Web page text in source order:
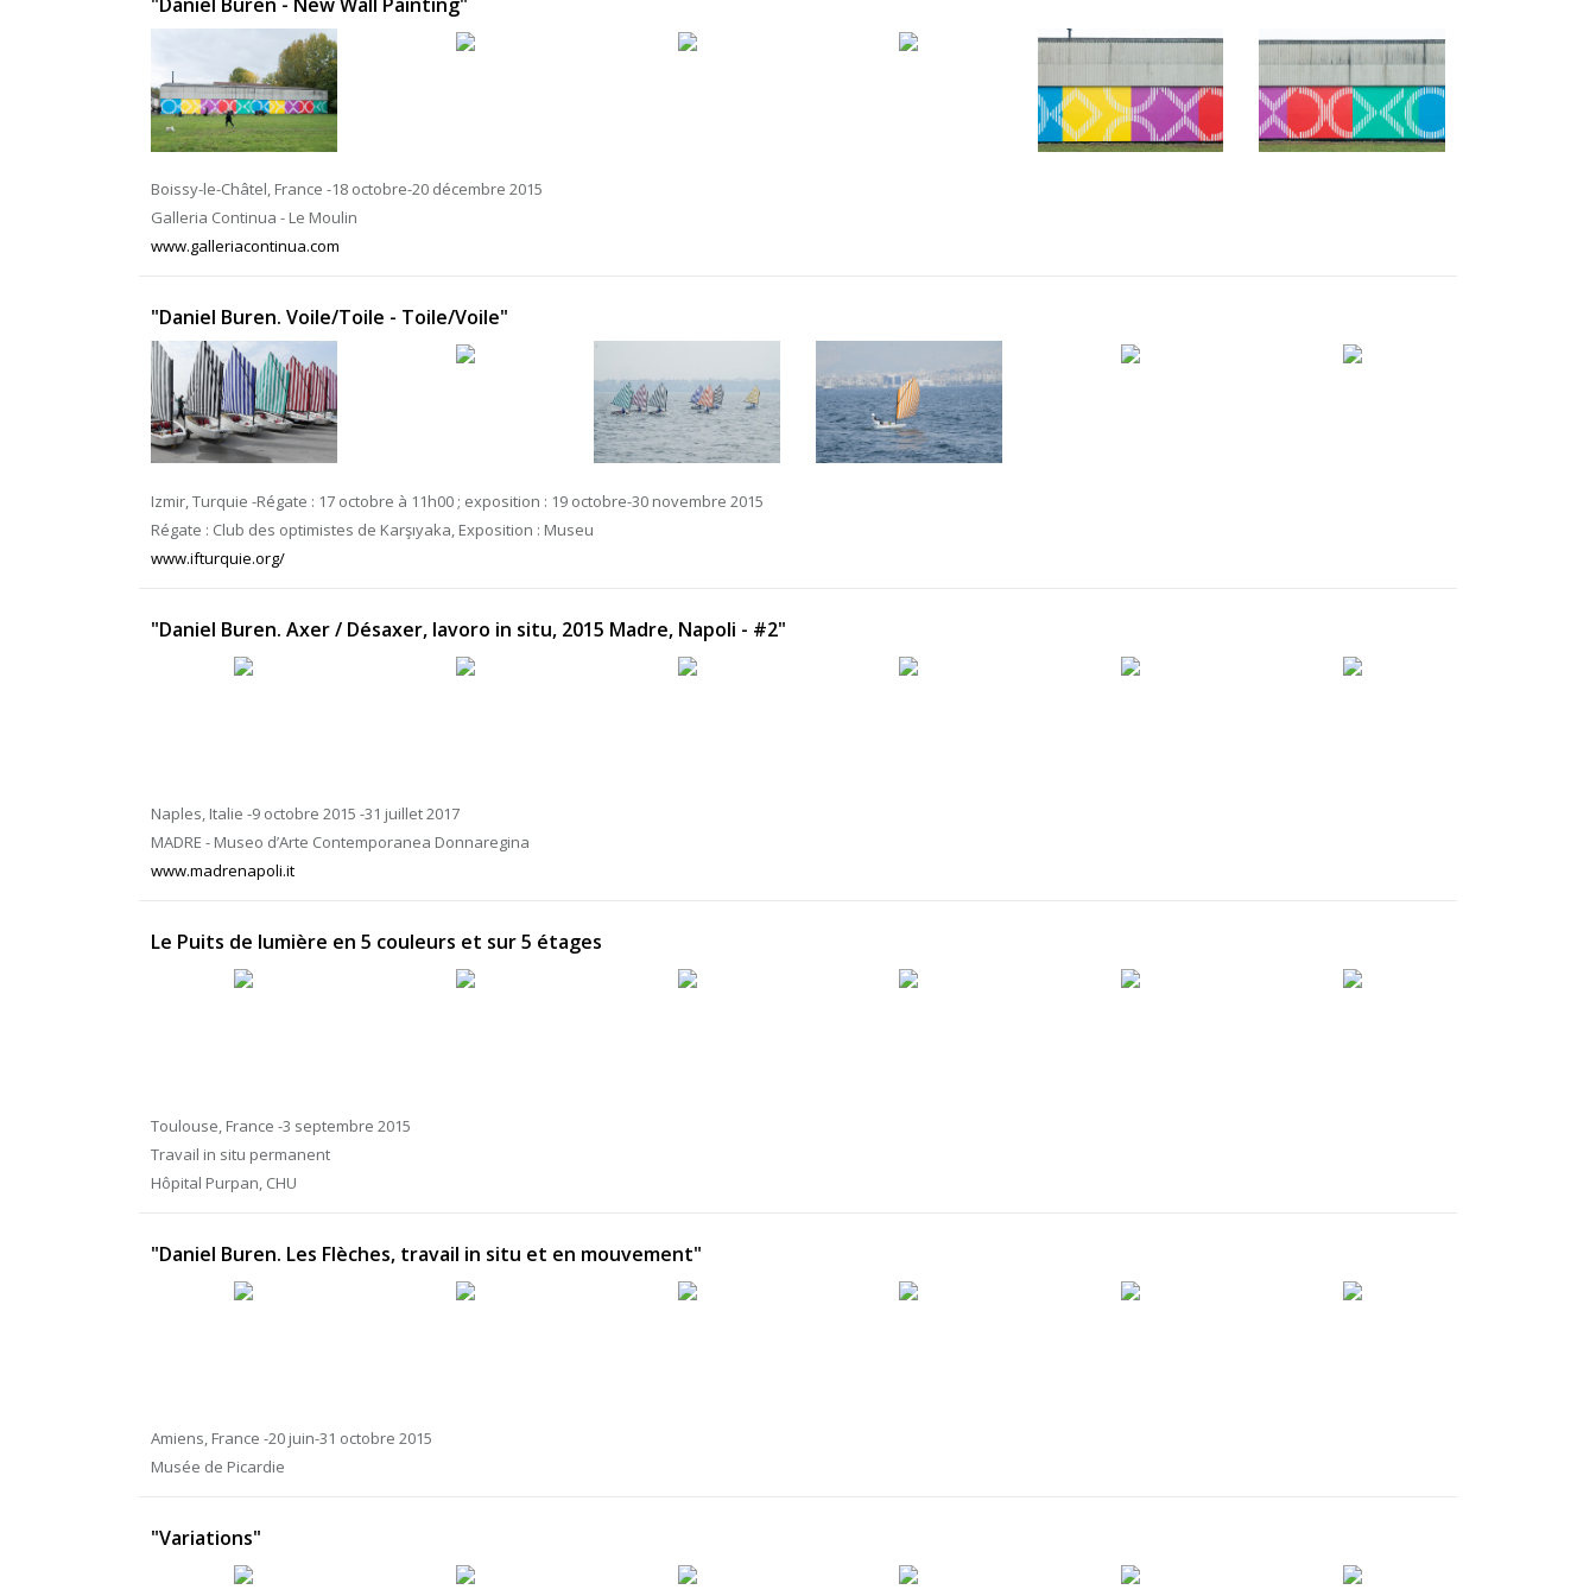
Boissy-le-Châtel, France -18 octobre-20 décembre 2015
Galleria Continua - Le Moulin
www.galleriacontinua.com
"Daniel Buren. Voile/Toile - Toile/Voile"
Izmir, Turquie -Régate : 17 octobre à 11h00 ; exposition : 19 octobre-30 novembre 2015
Régate : Club des optimistes de Karşıyaka, Exposition : Museu
www.ifturquie.org/
"Daniel Buren. Axer / Désaxer, lavoro in situ, 2015 Madre, Napoli - #2"
Naples, Italie -9 octobre 2015 -31 juillet 2017
MADRE - Museo d’Arte Contemporanea Donnaregina
www.madrenapoli.it
Le Puits de lumière en 5 couleurs et sur 5 étages
Toulouse, France -3 septembre 2015
Travail in situ permanent
Hôpital Purpan, CHU
"Daniel Buren. Les Flèches, travail in situ et en mouvement"
Amiens, France -20 juin-31 octobre 2015
Musée de Picardie
"Variations"